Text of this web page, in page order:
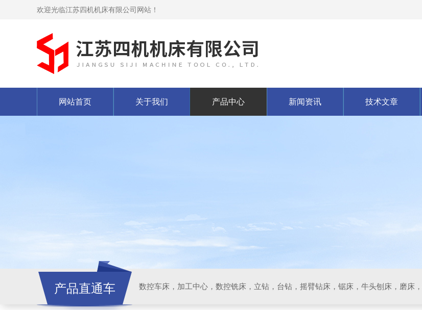
欢迎光临江苏四机机床有限公司网站！
网站首页 关于我们 产品中心 新闻资讯 技术文章
产品直通车